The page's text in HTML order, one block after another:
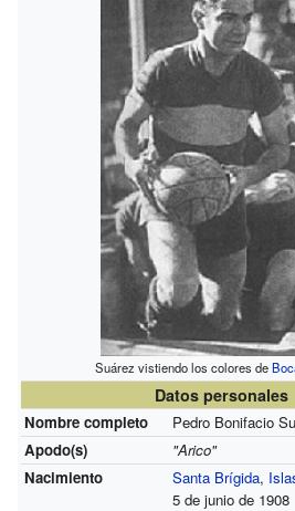
Suárez vistiendo los colores de
Datos personales
Nombre completo
Pedro Bonifacio
Apodo(s)
"Arico"
Nacimiento
Santa Brígida,
5 de junio de 1908